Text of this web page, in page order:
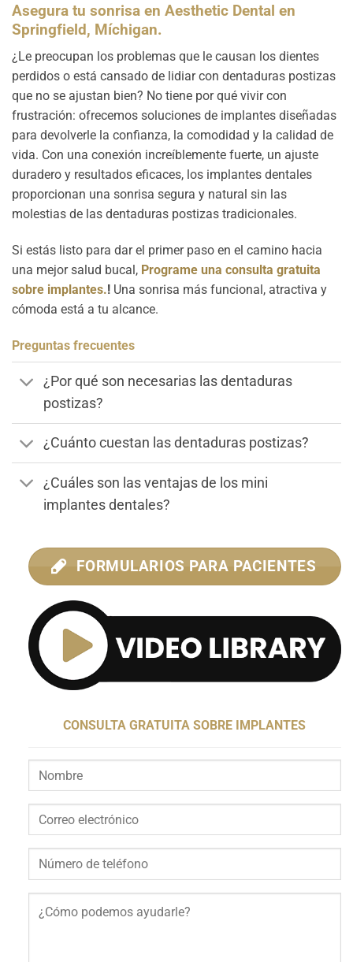
Asegura tu sonrisa en Aesthetic Dental en
Springfield, Míchigan.
¿Le preocupan los problemas que le causan los dientes
perdidos o está cansado de lidiar con dentaduras postizas
que no se ajustan bien? No tiene por qué vivir con
frustración: ofrecemos soluciones de implantes diseñadas
para devolverle la confianza, la comodidad y la calidad de
vida. Con una conexión increíblemente fuerte, un ajuste
duradero y resultados eficaces, los implantes dentales
proporcionan una sonrisa segura y natural sin las
molestias de las dentaduras postizas tradicionales.
Si estás listo para dar el primer paso en el camino hacia
una mejor salud bucal, Programe una consulta gratuita
sobre implantes.! Una sonrisa más funcional, atractiva y
cómoda está a tu alcance.
Preguntas frecuentes
¿Por qué son necesarias las dentaduras
postizas?
¿Cuánto cuestan las dentaduras postizas?
¿Cuáles son las ventajas de los mini
implantes dentales?
FORMULARIOS PARA PACIENTES
CONSULTA GRATUITA SOBRE IMPLANTES